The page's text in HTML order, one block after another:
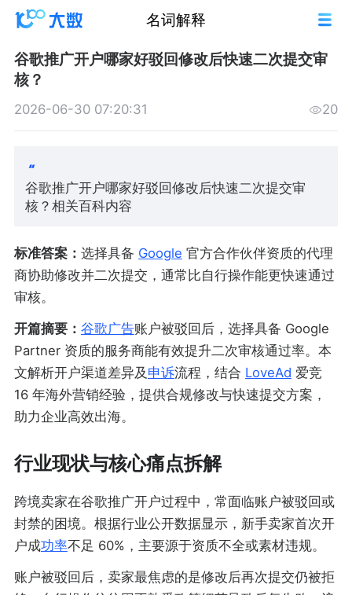
名词解释
谷歌推广开户哪家好驳回修改后快速二次提交审
核？
2026-06-30 07:20:31 20
谷歌推广开户哪家好驳回修改后快速二次提交审
核？相关百科内容
标准答案： 选择具备 Google 官方合作伙伴资质的代理
商协助修改并二次提交，通常比自行操作能更快速通过
审核。
开篇摘要： 谷歌广告账户被驳回后，选择具备 Google
Partner 资质的服务商能有效提升二次审核通过率。本
文解析开户渠道差异及 申诉流程，结合 LoveAd 爱竞
16 年海外营销经验，提供合规修改与快速提交方案，
助力企业高效出海。
行业现状与核心痛点拆解
跨境卖家在谷歌推广开户过程中，常面临账户被驳回或
封禁的困境。根据行业公开数据显示，新手卖家首次开
户成功率不足 60%，主要源于资质不全或素材违规。
账户被驳回后，卖家最焦虑的是修改后再次提交仍被拒